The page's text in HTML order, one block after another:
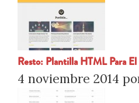
Resto: Plantilla HTML Para
4 noviembre 2014